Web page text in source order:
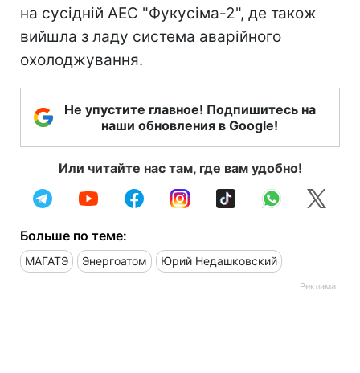
на сусідній АЕС "Фукусіма-2", де також
вийшла з ладу система аварійного
охолоджування.
Не упустите главное! Подпишитесь на
наши обновления в Google!
Или читайте нас там, где вам удобно!
Больше по теме:
МАГАТЭ Энергоатом Юрий Недашковский